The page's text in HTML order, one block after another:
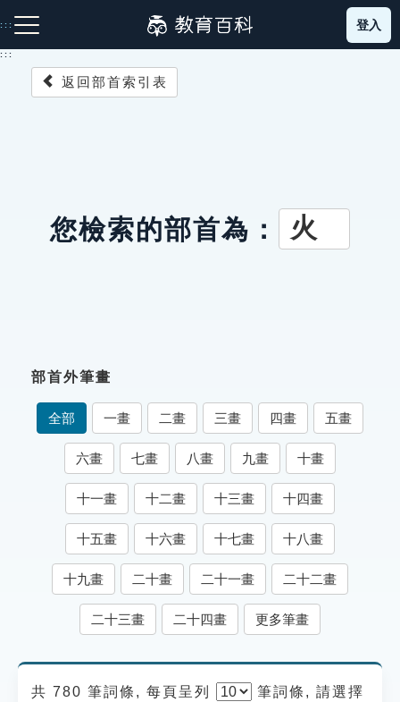
到
主
:::
成語故事
索引選單
知識索引
單字索引
生命大百科索引
遊戲專區
貓頭鷹博士
登入
:::
返回部首索引表
您檢索的部首為： 火
部首外筆畫
全部 一畫 二畫 三畫 四畫 五畫
六畫 七畫 八畫 九畫 十畫
十一畫 十二畫 十三畫 十四畫
十五畫 十六畫 十七畫 十八畫
十九畫 二十畫 二十一畫 二十二畫
二十三畫 二十四畫 更多筆畫
共 780 筆詞條, 每頁呈列 筆詞條, 請選擇